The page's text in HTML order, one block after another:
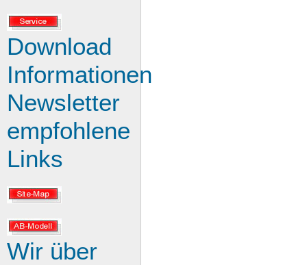
Download
Informationen
Newsletter
empfohlene
Links
Wir über